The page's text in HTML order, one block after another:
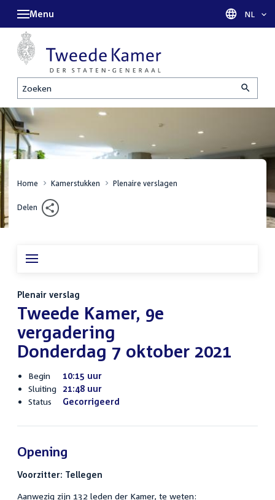
Zoeken
Menu Taal
NL
Home Kamerstukken Plenaire verslagen
Delen
Plenair verslag
Tweede Kamer, 9e
vergadering
Donderdag 7 oktober 2021
Begin
10:15 uur
Sluiting
21:48 uur
Status
Gecorrigeerd
Opening
Voorzitter: Tellegen
Aanwezig zijn 132 leden der Kamer, te weten: